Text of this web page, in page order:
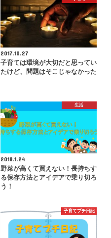
2017.10.27
子育ては環境が大切だと思ってい
たけど、問題はそこじゃなかった
生活
2018.1.24
野菜が高くて買えない！長持ちす
る保存方法とアイデアで乗り切ろ
う！
子育てプチ日記